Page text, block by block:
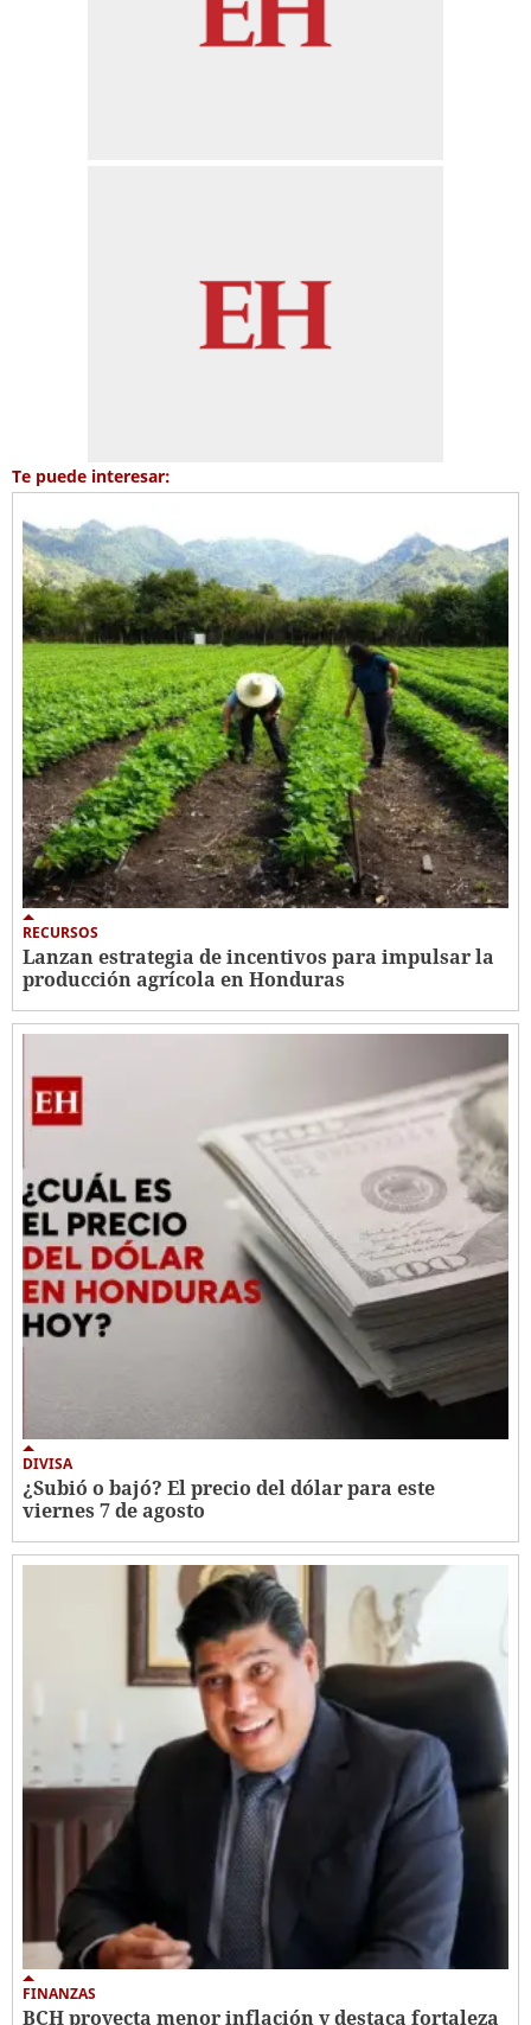
Te puede interesar:
RECURSOS
Lanzan estrategia de incentivos para impulsar la
producción agrícola en Honduras
DIVISA
¿Subió o bajó? El precio del dólar para este
viernes 7 de agosto
FINANZAS
BCH proyecta menor inflación y destaca fortaleza